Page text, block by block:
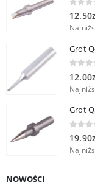
0out
12.50
12.00
Grot
0out
19.90
NOWOŚCI